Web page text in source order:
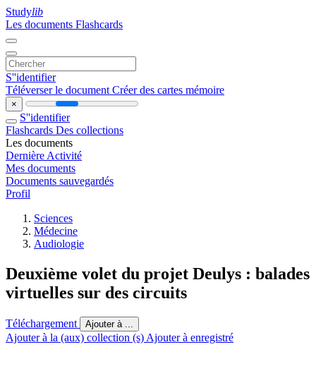
Studylib
Les documents Flashcards
S''identifier
Téléverser le document Créer des cartes mémoire
×
S''identifier
Flashcards Des collections
Les documents
Dernière Activité
Mes documents
Documents sauvegardés
Profil
Sciences
Médecine
Audiologie
Deuxième volet du projet Deulys : balades
virtuelles sur des circuits
Téléchargement Ajouter à ...
Ajouter à la (aux) collection (s) Ajouter à enregistré